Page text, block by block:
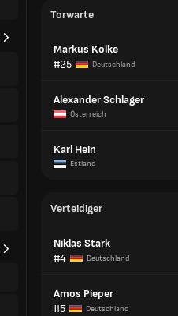
Torwarte
Markus Kolke
#25
Deutschland
Alexander Schlager
Österreich
Karl Hein
Estland
Verteidiger
Niklas Stark
#4
Deutschland
Amos Pieper
#5
Deutschland